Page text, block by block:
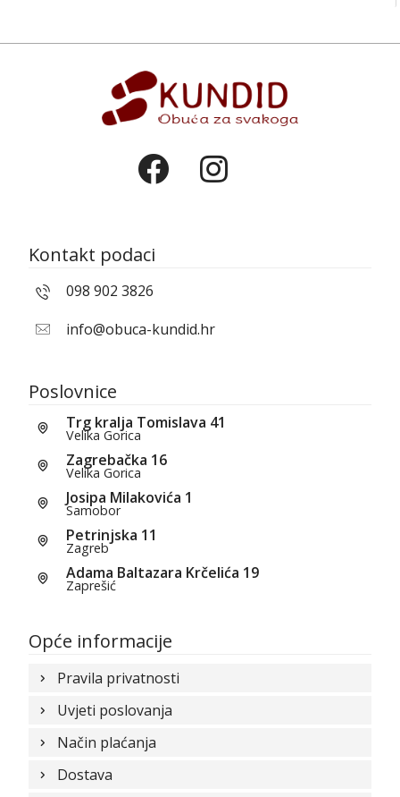
Kontakt podaci
098 902 3826
info@obuca-kundid.hr
Poslovnice
Trg kralja Tomislava 41
Velika Gorica
Zagrebačka 16
Velika Gorica
Josipa Milakovića 1
Samobor
Petrinjska 11
Zagreb
Adama Baltazara Krčelića 19
Zaprešić
Opće informacije
Pravila privatnosti
Uvjeti poslovanja
Način plaćanja
Dostava